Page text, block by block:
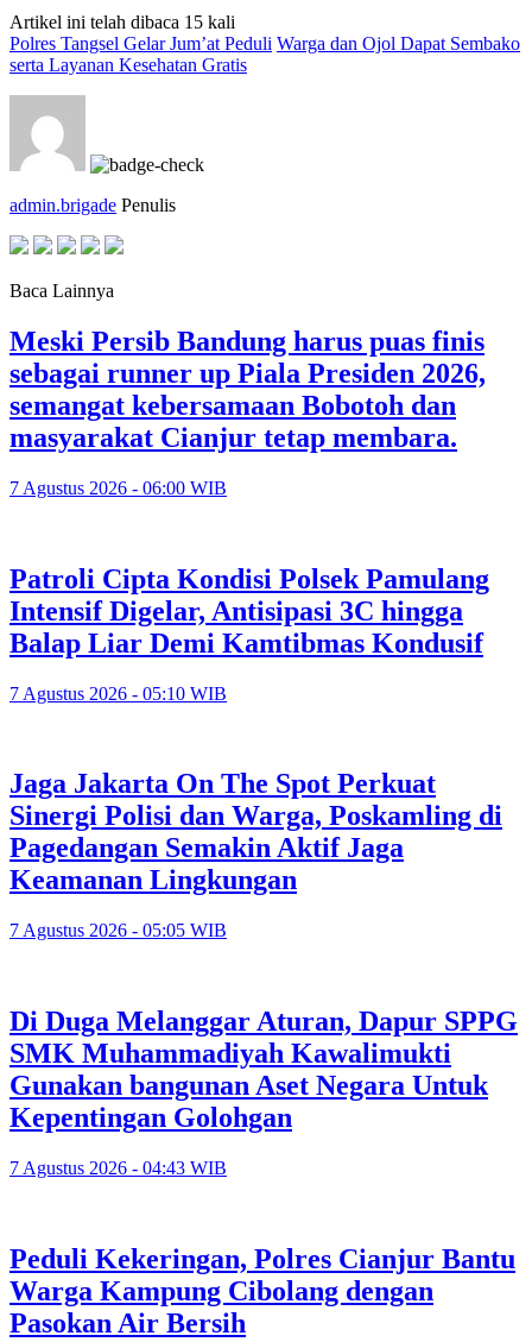
Artikel ini telah dibaca 15 kali
Polres Tangsel Gelar Jum’at Peduli Warga dan Ojol Dapat Sembako
serta Layanan Kesehatan Gratis
admin.brigade Penulis
Baca Lainnya
Meski Persib Bandung harus puas finis
sebagai runner up Piala Presiden 2026,
semangat kebersamaan Bobotoh dan
masyarakat Cianjur tetap membara.
7 Agustus 2026 - 06:00 WIB
Patroli Cipta Kondisi Polsek Pamulang
Intensif Digelar, Antisipasi 3C hingga
Balap Liar Demi Kamtibmas Kondusif
7 Agustus 2026 - 05:10 WIB
Jaga Jakarta On The Spot Perkuat
Sinergi Polisi dan Warga, Poskamling di
Pagedangan Semakin Aktif Jaga
Keamanan Lingkungan
7 Agustus 2026 - 05:05 WIB
Di Duga Melanggar Aturan, Dapur SPPG
SMK Muhammadiyah Kawalimukti
Gunakan bangunan Aset Negara Untuk
Kepentingan Golohgan
7 Agustus 2026 - 04:43 WIB
Peduli Kekeringan, Polres Cianjur Bantu
Warga Kampung Cibolang dengan
Pasokan Air Bersih